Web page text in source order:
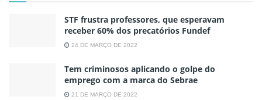
STF frustra professores, que esperavam
receber 60% dos precatórios Fundef
24 DE MARÇO DE 2022
Tem criminosos aplicando o golpe do
emprego com a marca do Sebrae
21 DE MARÇO DE 2022